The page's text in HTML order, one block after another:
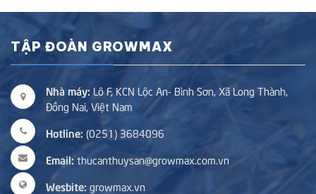
TẬP ĐOÀN GROWMAX
Nhà máy: Lô F, KCN Lộc An- Bình Sơn, Xã Long Thành,
Đồng Nai, Việt Nam
Hotline: (0251) 3684096
Email: thucanthuysan@growmax.com.vn
Wesbite: growmax.vn